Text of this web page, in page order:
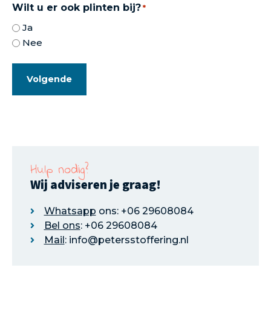
Wilt u er ook plinten bij? *
Ja
Nee
Hulp nodig?
Wij adviseren je graag!
Whatsapp ons: +06 29608084
Bel ons: +06 29608084
Mail : info@petersstoffering.nl